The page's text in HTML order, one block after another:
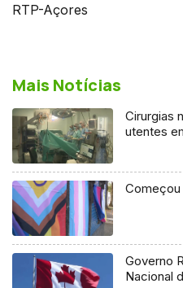
RTP-Açores
Mais Notícias
Cirurgias
utentes
Começou
Governo
Nacional